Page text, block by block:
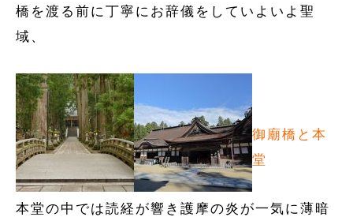
橋を渡る前に丁寧にお辞儀をしていよいよ聖
域、
御廟橋と本
堂
本堂の中では読経が響き護摩の炎が一気に薄暗